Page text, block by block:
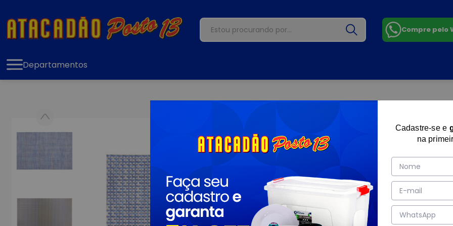
Compre pelo
Departamentos
Cadastre-se e
na